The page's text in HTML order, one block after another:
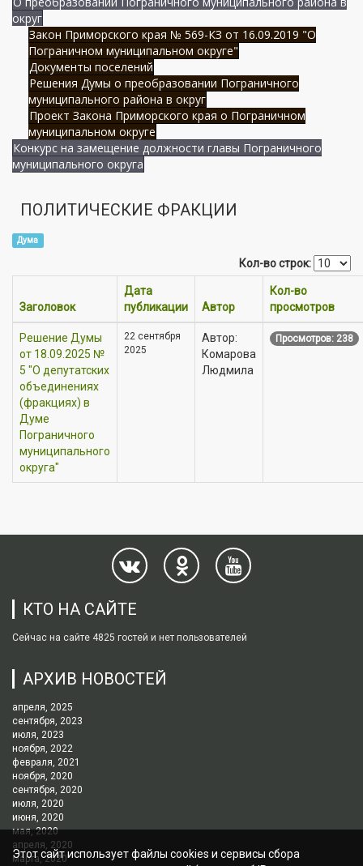
округ
Закон Приморского края № 569-КЗ от 16.09.2019 "О
Пограничном муниципальном округе"
Документы поселений
Решения Думы о преобразовании Пограничного
муниципального района в округ
Проект Закона Приморского края о Пограничном
муниципальном округе
Конкурс на замещение должности главы Пограничного
муниципального округа
ПОЛИТИЧЕСКИЕ ФРАКЦИИ
Дума
Кол-во строк:
Заголовок
Дата
публикации
Автор
Кол-во
просмотров
Решение Думы
от 18.09.2025 №
5 "О депутатских
объединениях
(фракциях) в
Думе
Пограничного
муниципального
округа"
22 сентября
2025
Автор:
Комарова
Людмила
Просмотров: 238
КТО НА САЙТЕ
Сейчас на сайте 4825 гостей и нет пользователей
АРХИВ НОВОСТЕЙ
апреля, 2025
сентября, 2023
июля, 2023
ноября, 2022
февраля, 2021
ноября, 2020
сентября, 2020
июля, 2020
июня, 2020
мая, 2020
апреля, 2020
марта, 2020
Этот сайт использует файлы cookies и сервисы сбора